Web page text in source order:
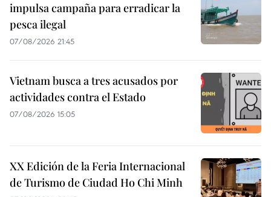
impulsa campaña para erradicar la
pesca ilegal
07/08/2026 21:45
Vietnam busca a tres acusados por
actividades contra el Estado
07/08/2026 15:05
XX Edición de la Feria Internacional
de Turismo de Ciudad Ho Chi Minh